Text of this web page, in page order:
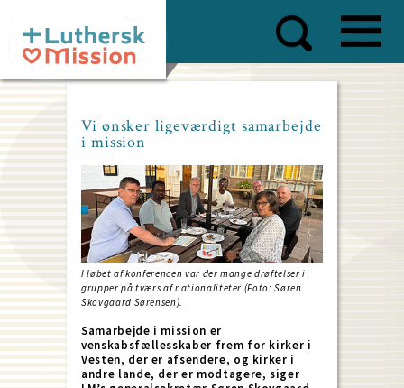
main
content
Vi ønsker ligeværdigt samarbejde
i mission
I løbet af konferencen var der mange drøftelser i
grupper på tværs af nationaliteter (Foto: Søren
Skovgaard Sørensen).
Samarbejde i mission er
venskabsfællesskaber frem for kirker i
Vesten, der er afsendere, og kirker i
andre lande, der er modtagere, siger